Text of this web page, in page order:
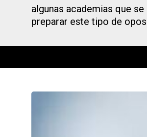
algunas academias que
preparar este tipo de